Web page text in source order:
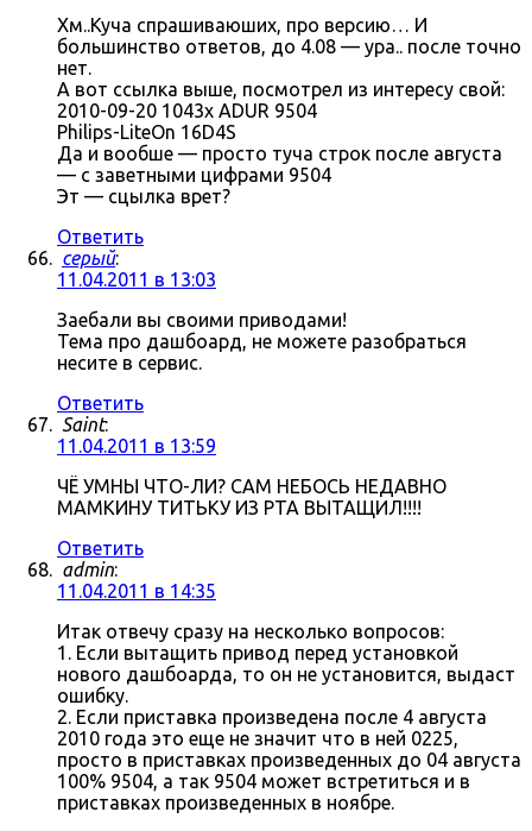
Хм..Куча спрашиваюших, про версию… И
большинство ответов, до 4.08 — ура.. после точно
нет.
А вот ссылка выше, посмотрел из интересу свой:
2010-09-20 1043x ADUR 9504
Philips-LiteOn 16D4S
Да и вообше — просто туча строк после августа
— с заветными цифрами 9504
Эт — сцылка врет?
Ответить
серый:
11.04.2011 в 13:03
Заебали вы своими приводами!
Тема про дашбоард, не можете разобраться
несите в сервис.
Ответить
Saint:
11.04.2011 в 13:59
ЧЁ УМНЫ ЧТО-ЛИ? САМ НЕБОСЬ НЕДАВНО
МАМКИНУ ТИТЬКУ ИЗ РТА ВЫТАЩИЛ!!!!
Ответить
admin:
11.04.2011 в 14:35
Итак отвечу сразу на несколько вопросов:
1. Если вытащить привод перед установкой
нового дашбоарда, то он не установится, выдаст
ошибку.
2. Если приставка произведена после 4 августа
2010 года это еще не значит что в ней 0225,
просто в приставках произведенных до 04 августа
100% 9504, а так 9504 может встретиться и в
приставках произведенных в ноябре.